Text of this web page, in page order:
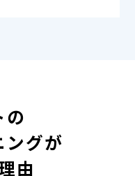
の
ングが
由